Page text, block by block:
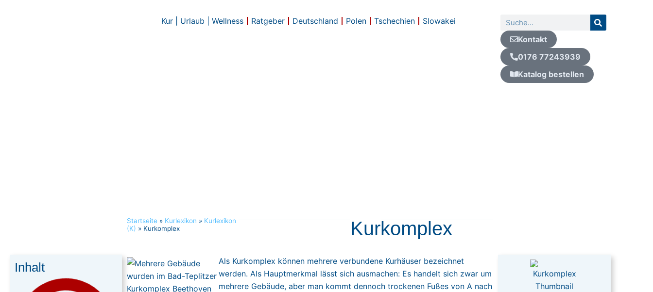
Kur | Urlaub | Wellness Ratgeber Deutschland Polen Tschechien Slowakei
Suche
Kontakt
0176 77243939
Katalog bestellen
Startseite » Kurlexikon » Kurlexikon
(K) » Kurkomplex Kurkomplex
Inhalt
Als Kurkomplex können mehrere verbundene Kurhäuser bezeichnet
werden. Als Hauptmerkmal lässt sich ausmachen: Es handelt sich zwar um
mehrere Gebäude, aber man kommt dennoch trockenen Fußes von A nach